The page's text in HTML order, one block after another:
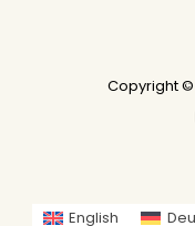
Copyright ©
English